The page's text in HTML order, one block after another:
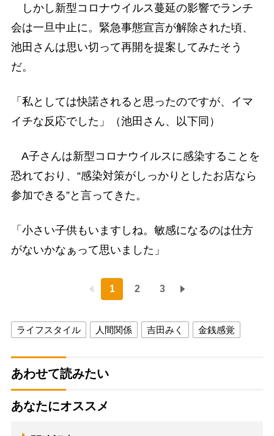
しかし新型コロナウイルス蔓延の影響でランチ
会は一旦中止に。緊急事態宣言が解除された頃、
池田さんは思い切って再開を提案してみたそう
だ。
「私としては快諾されると思ったのですが、イマ
イチな反応でした」（池田さん、以下同）
A子さんは新型コロナウイルスに感染することを
恐れており、“感染対策がしっかりとしたお店なら
参加できる”と言ってきた。
「小さい子供もいますしね。敏感になるのは仕方
がないかなぁって思いました」
1 2 3
ライフスタイル 人間関係 吉田みく 金銭感覚
あわせて読みたい
あなたにオススメ